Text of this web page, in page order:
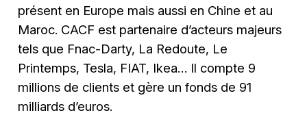
présent en Europe mais aussi en Chine et au
Maroc. CACF est partenaire d’acteurs majeurs
tels que Fnac-Darty, La Redoute, Le
Printemps, Tesla, FIAT, Ikea… Il compte 9
millions de clients et gère un fonds de 91
milliards d’euros.